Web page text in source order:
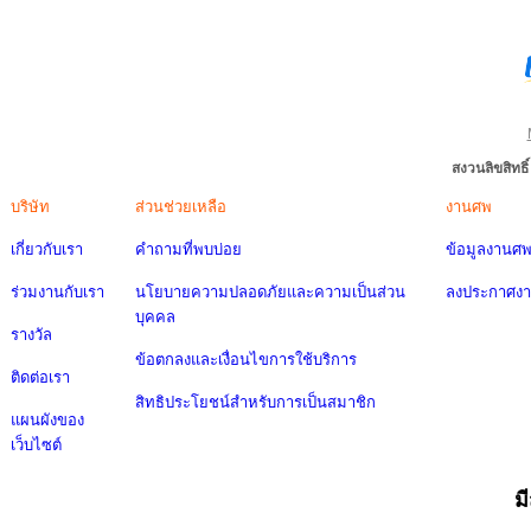
สงวนลิขสิท
บริษัท
เกี่ยวกับเรา
ร่วมงานกับเรา
รางวัล
ติดต่อเรา
แผนผังของ
เว็บไซต์
ส่วนช่วยเหลือ
คำถามที่พบบ่อย
นโยบายความปลอดภัยและความเป็นส่วน
บุคคล
ข้อตกลงและเงื่อนไขการใช้บริการ
สิทธิประโยชน์สำหรับการเป็นสมาชิก
งานศพ
ข้อมูลงานศพ
ลงประกาศง